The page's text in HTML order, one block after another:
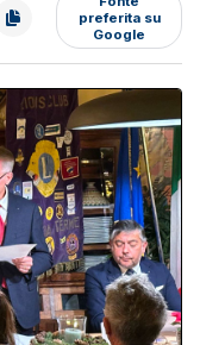
preferita su
Google